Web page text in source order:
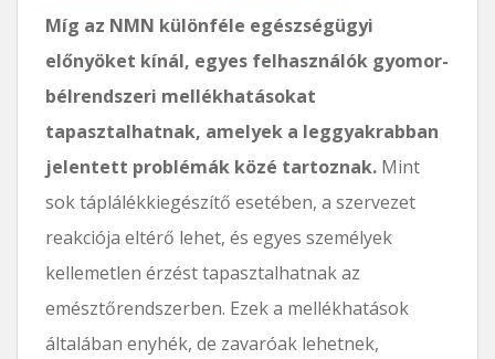
Míg az NMN különféle egészségügyi
előnyöket kínál, egyes felhasználók gyomor-
bélrendszeri mellékhatásokat
tapasztalhatnak, amelyek a leggyakrabban
jelentett problémák közé tartoznak. Mint
sok táplálékkiegészítő esetében, a szervezet
reakciója eltérő lehet, és egyes személyek
kellemetlen érzést tapasztalhatnak az
emésztőrendszerben. Ezek a mellékhatások
általában enyhék, de zavaróak lehetnek,